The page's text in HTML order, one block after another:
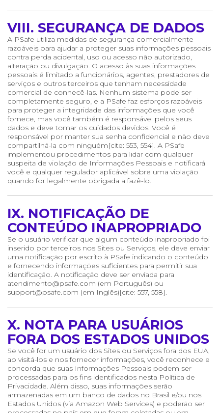
VIII. SEGURANÇA DE DADOS
A PSafe utiliza medidas de segurança comercialmente
razoáveis para ajudar a proteger suas informações pessoais
contra perda acidental, uso ou acesso não autorizado,
alteração ou divulgação. O acesso às suas informações
pessoais é limitado a funcionários, agentes, prestadores de
serviços e outros terceiros que tenham necessidade
comercial de conhecê-las. Nenhum sistema pode ser
completamente seguro, e a PSafe faz esforços razoáveis
para proteger a integridade das informações que você
fornece, mas você também é responsável pelos seus
dados e deve tomar os cuidados devidos. Você é
responsável por manter sua senha confidencial e não deve
compartilhá-la com ninguém[cite: 553, 554]. A PSafe
implementou procedimentos para lidar com qualquer
suspeita de violação de Informações Pessoais e notificará
você e qualquer regulador aplicável sobre uma violação
quando for legalmente obrigada a fazê-lo.
IX. NOTIFICAÇÃO DE
CONTEÚDO INAPROPRIADO
Se o usuário verificar que algum conteúdo inapropriado foi
inserido por terceiros nos Sites ou Serviços, ele deve enviar
uma notificação por escrito à PSafe indicando o conteúdo
e fornecendo informações suficientes para permitir sua
identificação. A notificação deve ser enviada para
atendimento@psafe.com (em Português) ou
support@psafe.com (em Inglês)[cite: 557, 558].
X. NOTA PARA USUÁRIOS
FORA DOS ESTADOS UNIDOS
Se você for um usuário dos Sites ou Serviços fora dos EUA,
ao visitá-los e nos fornecer informações, você reconhece e
concorda que suas Informações Pessoais podem ser
processadas para os fins identificados nesta Política de
Privacidade. Além disso, suas informações serão
armazenadas em um banco de dados no Brasil e/ou nos
Estados Unidos (via Amazon Web Services) e poderão ser